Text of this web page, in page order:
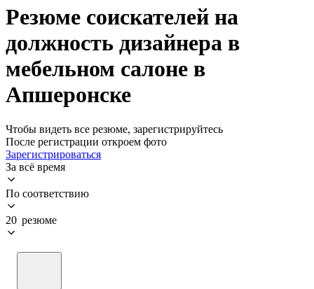
Резюме соискателей на
должность дизайнера в
мебельном салоне в
Апшеронске
Чтобы видеть все резюме, зарегистрируйтесь
После регистрации откроем фото
Зарегистрироваться
За всё время
По соответствию
20 резюме